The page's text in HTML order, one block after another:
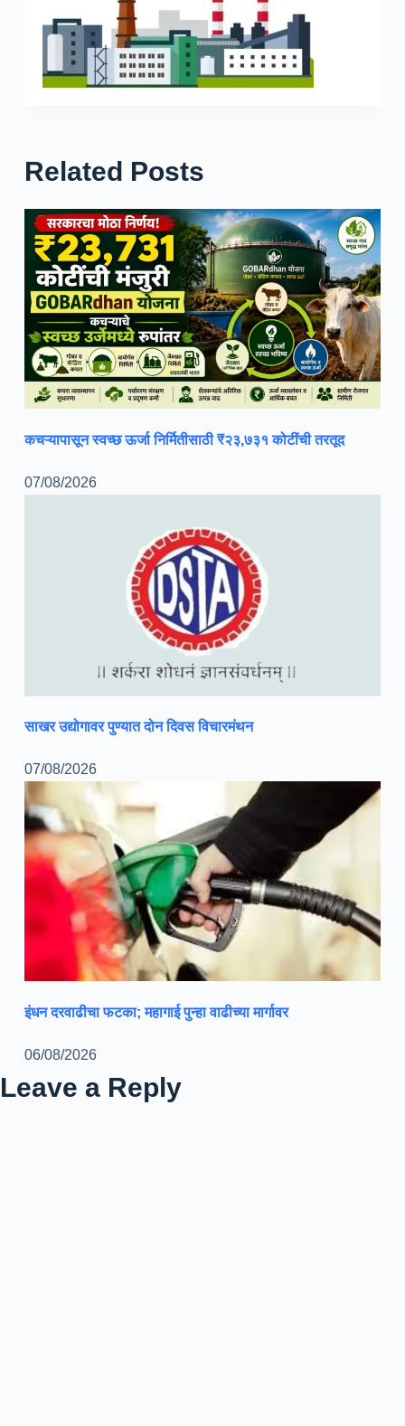
Related Posts
कचऱ्यापासून स्वच्छ ऊर्जा निर्मितीसाठी ₹२३,७३१ कोटींची तरतूद
07/08/2026
साखर उद्योगावर पुण्यात दोन दिवस विचारमंथन
07/08/2026
इंधन दरवाढीचा फटका; महागाई पुन्हा वाढीच्या मार्गावर
06/08/2026
Leave a Reply